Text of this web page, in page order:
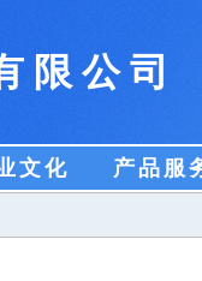
限公司
文化 产品服